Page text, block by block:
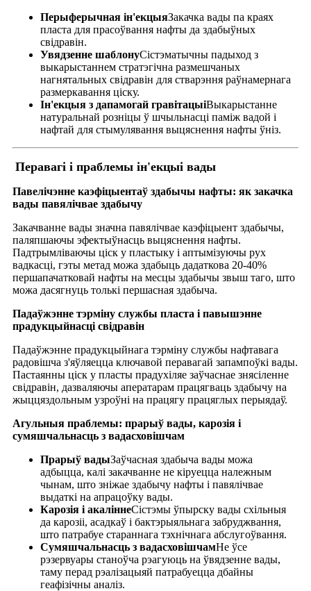
Перыферычная ін'екцыяЗакачка вады па краях
пласта для прасоўвання нафты да здабыўных
свідравін.
Увядзенне шаблонуСістэматычны падыход з
выкарыстаннем стратэгічна размешчаных
нагнятальных свідравін для стварэння раўнамернага
размеркавання ціску.
Ін'екцыя з дапамогай гравітацыіВыкарыстанне
натуральнай розніцы ў шчыльнасці паміж вадой і
нафтай для стымулявання выцяснення нафты ўніз.
Перавагі і праблемы ін'екцыі вады
Павелічэнне каэфіцыентаў здабычы нафты: як закачка
вады павялічвае здабычу
Закачванне вады значна павялічвае каэфіцыент здабычы,
паляпшаючы эфектыўнасць выцяснення нафты.
Падтрымліваючы ціск у пластыку і аптымізуючы рух
вадкасці, гэты метад можа здабыць дадаткова 20-40%
першапачатковай нафты на месцы здабычы звыш таго, што
можа дасягнуць толькі першасная здабыча.
Падаўжэнне тэрміну службы пласта і павышэнне
прадукцыйнасці свідравін
Падаўжэнне прадукцыйнага тэрміну службы нафтавага
радовішча з'яўляецца ключавой перавагай запампоўкі вады.
Пастаянны ціск у пласты прадухіляе заўчаснае знясіленне
свідравін, дазваляючы аператарам працягваць здабычу на
жыццяздольным узроўні на працягу працяглых перыядаў.
Агульныя праблемы: прарыў вады, карозія і
сумяшчальнасць з вадасховішчам
Прарыў вадыЗаўчасная здабыча вады можа
адбыцца, калі закачванне не кіруецца належным
чынам, што зніжае здабычу нафты і павялічвае
выдаткі на апрацоўку вады.
Карозія і акаліннеСістэмы ўпырску вады схільныя
да карозіі, асадкаў і бактэрыяльнага забруджвання,
што патрабуе стараннага тэхнічнага абслугоўвання.
Сумяшчальнасць з вадасховішчамНе ўсе
рэзервуары станоўча рэагуюць на ўвядзенне вады,
таму перад рэалізацыяй патрабуецца дбайны
геафізічны аналіз.